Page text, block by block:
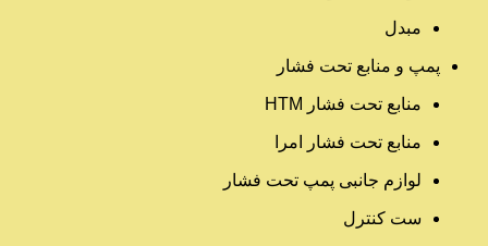
مبدل
پمپ و منابع تحت فشار
منابع تحت فشار HTM‎
منابع تحت فشار امرا
لوازم جانبی پمپ تحت فشار
ست کنترل